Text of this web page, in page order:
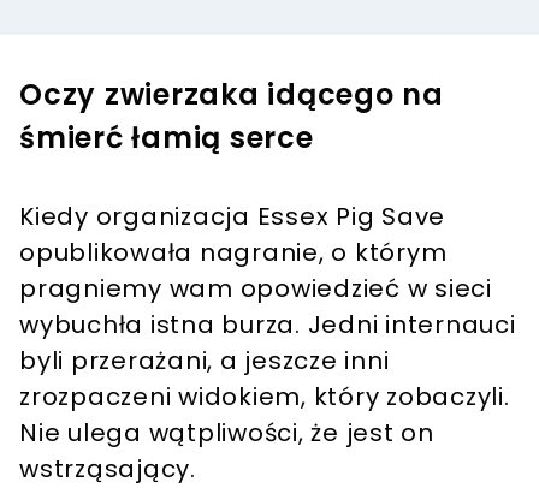
Oczy zwierzaka idącego na
śmierć łamią serce
Kiedy organizacja Essex Pig Save
opublikowała nagranie, o którym
pragniemy wam opowiedzieć w sieci
wybuchła istna burza. Jedni internauci
byli przerażani, a jeszcze inni
zrozpaczeni widokiem, który zobaczyli.
Nie ulega wątpliwości, że jest on
wstrząsający.